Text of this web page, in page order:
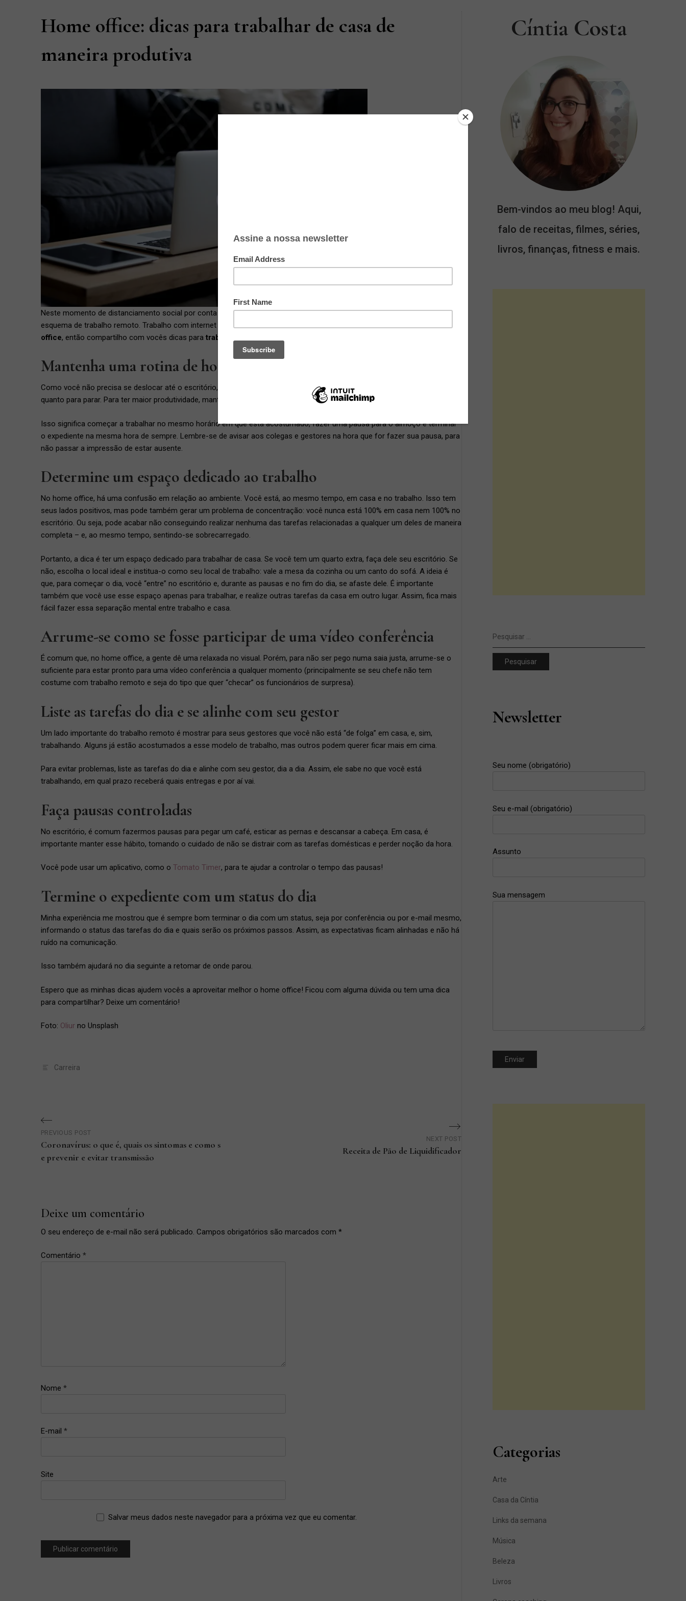
Home office: dicas para trabalhar de casa de
maneira produtiva
Neste momento de distanciamento social por conta do coronavírus, muitos escritórios colocaram seus colaboradores em
esquema de trabalho remoto. Trabalho com internet há muitos anos e já passei por diversas situações de trabalhohome
office, então compartilho com vocês dicas para trabalhar de casa
Mantenha uma rotina de horários
Como você não precisa se deslocar até o escritório, os horários podem ficar bagunçados – tanto para começar a trabalhar
quanto para parar. Para ter maior produtividade, manter uma rotina de horários similar à do trabalho ajuda muito.
Isso significa começar a trabalhar no mesmo horário em que está acostumado, fazer uma pausa para o almoço e terminar
o expediente na mesma hora de sempre. Lembre-se de avisar aos colegas e gestores na hora que for fazer sua pausa, para
não passar a impressão de estar ausente.
Determine um espaço dedicado ao trabalho
No home office, há uma confusão em relação ao ambiente. Você está, ao mesmo tempo, em casa e no trabalho. Isso tem
seus lados positivos, mas pode também gerar um problema de concentração: você nunca está 100% em casa nem 100% no
escritório. Ou seja, pode acabar não conseguindo realizar nenhuma das tarefas relacionadas a qualquer um deles de maneira
completa – e, ao mesmo tempo, sentindo-se sobrecarregado.
Portanto, a dica é ter um espaço dedicado para trabalhar de casa. Se você tem um quarto extra, faça dele seu escritório. Se
não, escolha o local ideal e institua-o como seu local de trabalho: vale a mesa da cozinha ou um canto do sofá. A ideia é
que, para começar o dia, você “entre” no escritório e, durante as pausas e no fim do dia, se afaste dele. É importante
também que você use esse espaço apenas para trabalhar, e realize outras tarefas da casa em outro lugar. Assim, fica mais
fácil fazer essa separação mental entre trabalho e casa.
Arrume-se como se fosse participar de uma vídeo conferência
É comum que, no home office, a gente dê uma relaxada no visual. Porém, para não ser pego numa saia justa, arrume-se o
suficiente para estar pronto para uma vídeo conferência a qualquer momento (principalmente se seu chefe não tem
costume com trabalho remoto e seja do tipo que quer “checar” os funcionários de surpresa).
Liste as tarefas do dia e se alinhe com seu gestor
Um lado importante do trabalho remoto é mostrar para seus gestores que você não está “de folga” em casa, e, sim,
trabalhando. Alguns já estão acostumados a esse modelo de trabalho, mas outros podem querer ficar mais em cima.
Para evitar problemas, liste as tarefas do dia e alinhe com seu gestor, dia a dia. Assim, ele sabe no que você está
trabalhando, em qual prazo receberá quais entregas e por aí vai.
Faça pausas controladas
No escritório, é comum fazermos pausas para pegar um café, esticar as pernas e descansar a cabeça. Em casa, é
importante manter esse hábito, tomando o cuidado de não se distrair com as tarefas domésticas e perder noção da hora.
Você pode usar um aplicativo, como o Tomato Timer, para te ajudar a controlar o tempo das pausas!
Termine o expediente com um status do dia
Minha experiência me mostrou que é sempre bom terminar o dia com um status, seja por conferência ou por e-mail mesmo,
informando o status das tarefas do dia e quais serão os próximos passos. Assim, as expectativas ficam alinhadas e não há
ruído na comunicação.
Isso também ajudará no dia seguinte a retomar de onde parou.
Espero que as minhas dicas ajudem vocês a aproveitar melhor o home office! Ficou com alguma dúvida ou tem uma dica
para compartilhar? Deixe um comentário!
Foto: Oliur no Unsplash
Carreira
home
,
trabalho
Navegação
PREVIOUS POST
Coronavírus: o que é, quais os sintomas e como s
e prevenir e evitar transmissão
NEXT POST
Receita de Pão de Liquidificador
Deixe um comentário
O seu endereço de e-mail não será publicado. Campos obrigatórios são marcados com *
Comentário *
Nome *
E-mail *
Site
Salvar meus dados neste navegador para a próxima vez que eu comentar.
Cíntia Costa
Bem-vindos ao meu blog! Aqui,
falo de receitas, filmes, séries,
livros, finanças, fitness e mais.
Pesquisar
Newsletter
Seu nome (obrigatório)
Seu e-mail (obrigatório)
Assunto
Sua mensagem
Categorias
Arte
Casa da Cíntia
Links da semana
Música
Beleza
Livros